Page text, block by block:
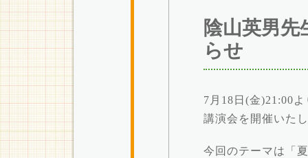
陰山英男先
らせ
7月18日(金)21:00
講演会を開催いた
今回のテーマは「